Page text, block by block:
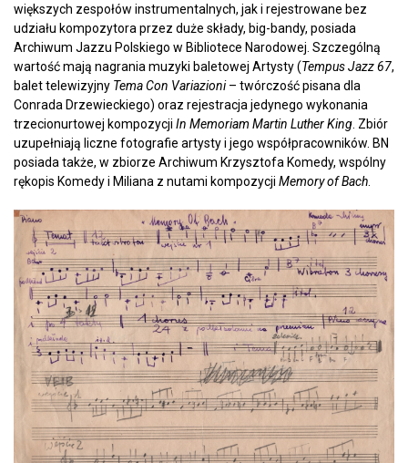
większych zespołów instrumentalnych, jak i rejestrowane bez
udziału kompozytora przez duże składy, big-bandy, posiada
Archiwum Jazzu Polskiego w Bibliotece Narodowej. Szczególną
wartość mają nagrania muzyki baletowej Artysty (Tempus Jazz 67,
balet telewizyjny Tema Con Variazioni– twórczość pisana dla
Conrada Drzewieckiego) oraz rejestracja jedynego wykonania
trzecionurtowej kompozycji In Memoriam Martin Luther King . Zbiór
uzupełniają liczne fotografie artysty i jego współpracowników. BN
posiada także, w zbiorze Archiwum Krzysztofa Komedy, wspólny
rękopis Komedy i Miliana z nutami kompozycji Memory of Bach